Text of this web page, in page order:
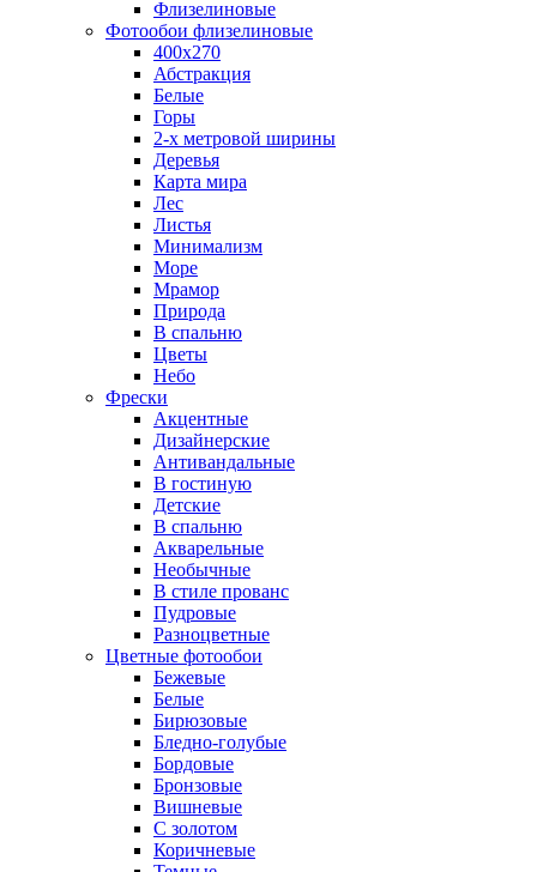
Флизелиновые
Фотообои флизелиновые
400х270
Абстракция
Белые
Горы
2-х метровой ширины
Деревья
Карта мира
Лес
Листья
Минимализм
Море
Мрамор
Природа
В спальню
Цветы
Небо
Фрески
Акцентные
Дизайнерские
Антивандальные
В гостиную
Детские
В спальню
Акварельные
Необычные
В стиле прованс
Пудровые
Разноцветные
Цветные фотообои
Бежевые
Белые
Бирюзовые
Бледно-голубые
Бордовые
Бронзовые
Вишневые
С золотом
Коричневые